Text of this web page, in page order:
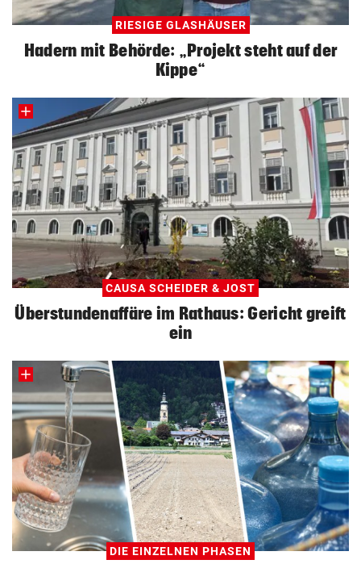
RIESIGE GLASHÄUSER
Hadern mit Behörde: „Projekt steht auf der
Kippe“
CAUSA SCHEIDER & JOST
Überstundenaffäre im Rathaus: Gericht greift
ein
DIE EINZELNEN PHASEN